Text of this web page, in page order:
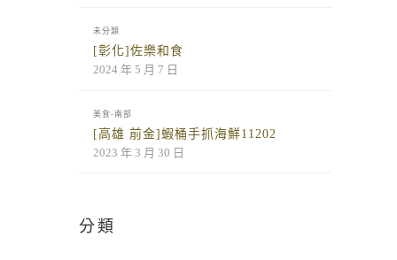
未分類
[彰化]佐樂和食
2024 年 5 月 7 日
美食-南部
[高雄 前金]蝦桶手抓海鮮11202
2023 年 3 月 30 日
分類